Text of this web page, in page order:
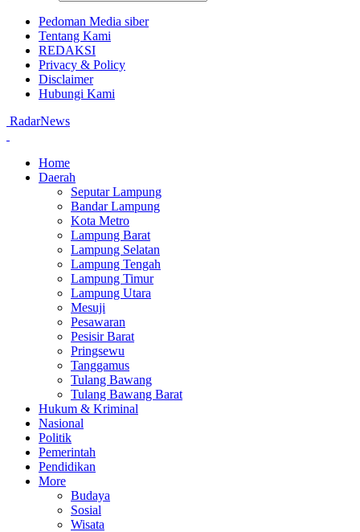
Pedoman Media siber
Tentang Kami
REDAKSI
Privacy & Policy
Disclaimer
Hubungi Kami
RadarNews
Home
Daerah
Seputar Lampung
Bandar Lampung
Kota Metro
Lampung Barat
Lampung Selatan
Lampung Tengah
Lampung Timur
Lampung Utara
Mesuji
Pesawaran
Pesisir Barat
Pringsewu
Tanggamus
Tulang Bawang
Tulang Bawang Barat
Hukum & Kriminal
Nasional
Politik
Pemerintah
Pendidikan
More
Budaya
Sosial
Wisata